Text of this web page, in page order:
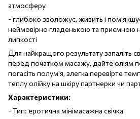
атмосферу
- глибоко зволожує, живить і
неймовірно гладенькою та приємною
липкості
Для найкращого результату запаліть
перед початком масажу, дайте оліям
погасіть полум'я, злегка перевірте
теплу олійку на шкіру партнерки чи
Характеристики:
- Тип: еротична мінімасажна свічка